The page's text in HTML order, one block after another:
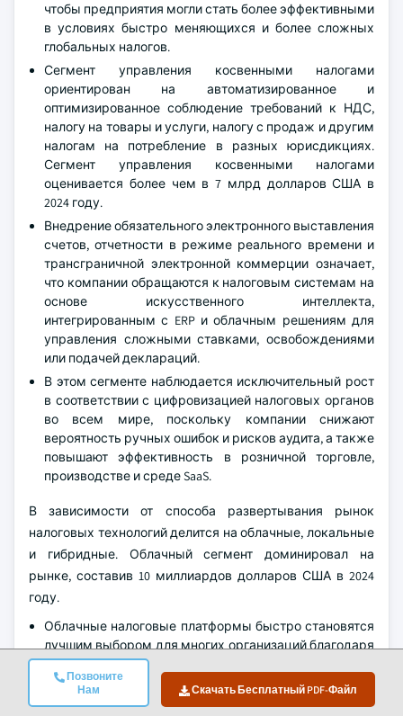
Позвоните
Нам
Скачать Бесплатный PDF-Файл
чтобы предприятия могли стать более эффективными
в условиях быстро меняющихся и более сложных
глобальных налогов.
Сегмент управления косвенными налогами
ориентирован на автоматизированное и
оптимизированное соблюдение требований к НДС,
налогу на товары и услуги, налогу с продаж и другим
налогам на потребление в разных юрисдикциях.
Сегмент управления косвенными налогами
оценивается более чем в 7 млрд долларов США в
2024 году.
Внедрение обязательного электронного выставления
счетов, отчетности в режиме реального времени и
трансграничной электронной коммерции означает,
что компании обращаются к налоговым системам на
основе искусственного интеллекта,
интегрированным с ERP и облачным решениям для
управления сложными ставками, освобождениями
или подачей деклараций.
В этом сегменте наблюдается исключительный рост
в соответствии с цифровизацией налоговых органов
во всем мире, поскольку компании снижают
вероятность ручных ошибок и рисков аудита, а также
повышают эффективность в розничной торговле,
производстве и среде SaaS.
В зависимости от способа развертывания рынок
налоговых технологий делится на облачные, локальные
и гибридные. Облачный сегмент доминировал на
рынке, составив 10 миллиардов долларов США в 2024
году.
Облачные налоговые платформы быстро становятся
лучшим выбором для многих организаций благодаря
их масштабируемости, возможностям
автоматического обновления и способности
управлять соблюдением нормативных требований в